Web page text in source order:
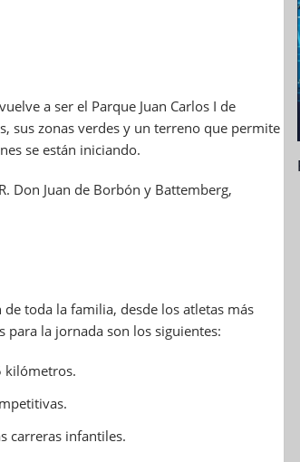
a ser el Parque Juan Carlos I de
sus zonas verdes y un terreno que permite
se están iniciando.
Don Juan de Borbón y Battemberg,
toda la familia, desde los atletas más
para la jornada son los siguientes:
kilómetros.
carreras infantiles.